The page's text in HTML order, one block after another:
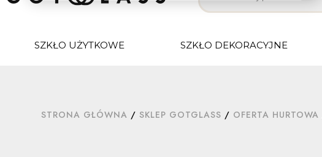
SZKŁO UŻYTKOWE SZKŁO DEKORACYJNE
STRONA GŁÓWNA / SKLEP GOTGLASS / OFERTA HURTOWA